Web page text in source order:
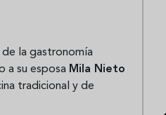
de la gastronomía
a su esposa Mila Nieto
tradicional y de